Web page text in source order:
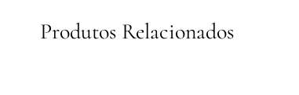
Produtos Relacionados